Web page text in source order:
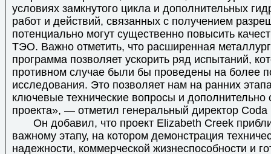
условиях замкнутого цикла и дополнительных
работ и действий, связанных с получением
потенциально могут существенно повысить
ТЭО. Важно отметить, что расширенная
программа позволяет ускорить ряд испытаний,
противном случае были бы проведены на более
исследования. Это позволяет нам на ранних
ключевые технические вопросы и дополнительно
проекта», — отметил генеральный директор Coda
Он добавил, что проект Elizabeth Creek
важному этапу, на котором демонстрация
надежности, коммерческой жизнеспособности и